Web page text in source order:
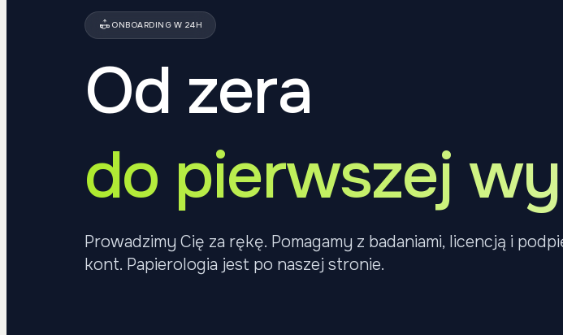
ONBOARDING W 24H
Od zera
do pierwszej
Prowadzimy Cię za rękę. Pomagamy z badaniami, licencją i
kont. Papierologia jest po naszej stronie.